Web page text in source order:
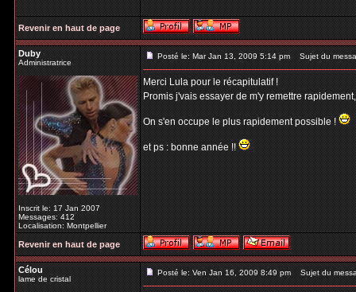
Revenir en haut de page
Duby
Administratrice
Inscrit le: 17 Jan 2007
Messages: 412
Localisation: Montpellier
Posté le: Mar Jan 13, 2009 5:14 pm Sujet du
Merci Lula pour le récapitulatif !
Promis j'vais essayer de m'y remettre
On s'en occupe le plus rapidement possible !
et ps : bonne année !!
Revenir en haut de page
Célou
lame de cristal
Posté le: Ven Jan 16, 2009 8:49 pm Sujet du